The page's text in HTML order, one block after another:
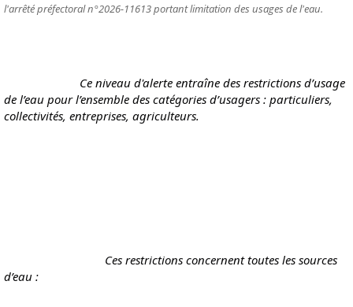
l'arrêté préfectoral n°2026-11613 portant limitation des usages de l'eau.
de l’eau pour l’ensemble des catégories d’usagers : particuliers,
collectivités, entreprises, agriculteurs.
d’eau :